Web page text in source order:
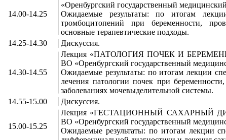
14.00-14.25
«Оренбургский государственный
Ожидаемые результаты: по итогам
тромбоцитопений при беременности,
основные терапевтические подходы.
14.25-14.30
Дискуссия.
14.30-14.55
Лекция «ПАТОЛОГИЯ ПОЧЕК И
ВО «Оренбургский государственный
Ожидаемые результаты: по итогам лекции
лечения патологии почек при
заболеваниях мочевыделительной системы.
14.55-15.00
Дискуссия.
15.00-15.25
Лекция «ГЕСТАЦИОННЫЙ САХАРНЫЙ
ВО «Оренбургский государственный
Ожидаемые результаты: по итогам лекции